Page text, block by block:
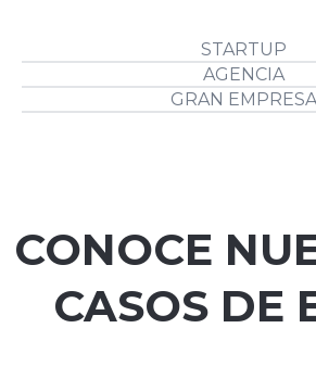
STARTUP
AGENCIA
GRAN EMPRESA
CONOCE
CASOS DE